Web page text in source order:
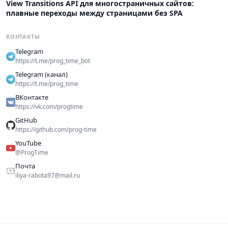
View Transitions API для многостраничных сайтов:
плавные переходы между страницами без SPA
КОНТАКТЫ
Telegram
https://t.me/prog_time_bot
Telegram (канал)
https://t.me/prog_time
ВКонтакте
https://vk.com/progtime
GitHub
https://github.com/prog-time
YouTube
@ProgTime
Почта
iliya-rabota97@mail.ru